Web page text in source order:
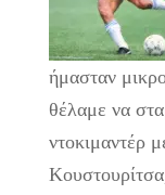
ήμασταν
θέλαμε να
ντοκιμαντέρ